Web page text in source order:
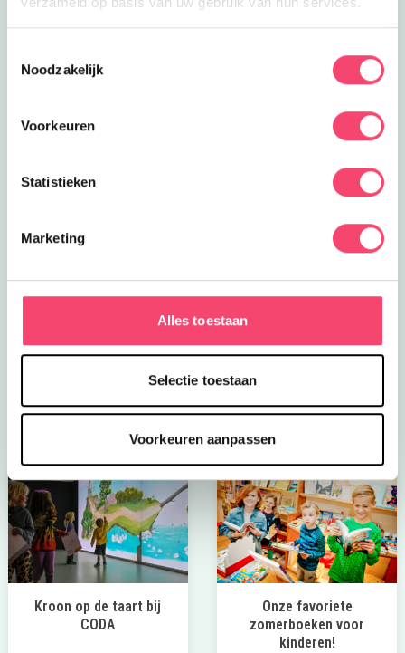
Noodzakelijk
Voorkeuren
Statistieken
Marketing
Alles toestaan
Selectie toestaan
Voorkeuren aanpassen
Nog een paar weken vakantie! Daar halen we nog
even alles uit wat er in zit in Haarlem e.o. Van
acrobatiekworkshop tot creatieve familiedag en meer:
Bekijk
Kroon op de taart bij
CODA
Onze favoriete
zomerboeken voor
kinderen!